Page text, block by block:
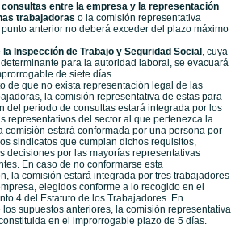
consultas entre la empresa y la representación
trabajadoras o la comisión representativa
anterior no deberá exceder del plazo máximo
Inspección de Trabajo y Seguridad Social , cuya
para la autoridad laboral, se evacuará
de siete días.
de que no exista representación legal de las
la comisión representativa de estas para
del periodo de consultas estará integrada por los
representativos del sector al que pertenezca la
comisión estará conformada por una persona por
sindicatos que cumplan dichos requisitos,
decisiones por las mayorías representativas
En caso de no conformarse esta
la comisión estará integrada por tres trabajadores
elegidos conforme a lo recogido en el
4 del Estatuto de los Trabajadores. En
supuestos anteriores, la comisión representativa
en el improrrogable plazo de 5 días.